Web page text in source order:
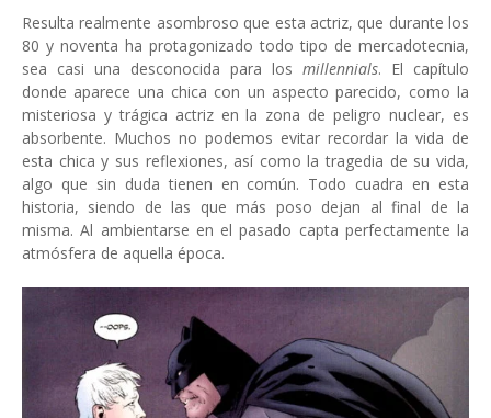
Resulta realmente asombroso que esta actriz, que durante los
80 y noventa ha protagonizado todo tipo de mercadotecnia,
sea casi una desconocida para los millennials. El capítulo
donde aparece una chica con un aspecto parecido, como la
misteriosa y trágica actriz en la zona de peligro nuclear, es
absorbente. Muchos no podemos evitar recordar la vida de
esta chica y sus reflexiones, así como la tragedia de su vida,
algo que sin duda tienen en común. Todo cuadra en esta
historia, siendo de las que más poso dejan al final de la
misma. Al ambientarse en el pasado capta perfectamente la
atmósfera de aquella época.